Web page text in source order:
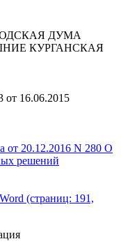
ДУМА
КУРГАНСКАЯ
16.06.2015
20.12.2016 N 280 О
решений
(страниц: 191,